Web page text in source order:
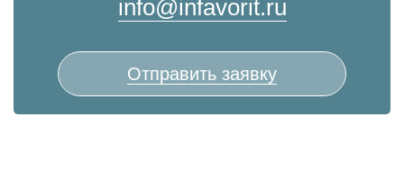
info@infavorit.ru
Отправить заявку